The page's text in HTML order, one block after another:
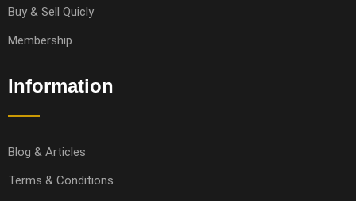
Buy & Sell Quicly
Membership
Information
Blog & Articles
Terms & Conditions